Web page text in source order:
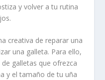
y volver a tu rutina
creativa de reparar una
una galleta. Para ello,
galletas que ofrezca
y el tamaño de tu uña